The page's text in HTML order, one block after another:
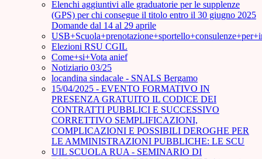
Elenchi aggiuntivi alle graduatorie per le supplenze
(GPS) per chi consegue il titolo entro il 30 giugno 2025
Domande dal 14 al 29 aprile
Elezioni RSU CGIL
Come+si+Vota anief
Notiziario 03/25
locandina sindacale - SNALS Bergamo
15/04/2025 - EVENTO FORMATIVO IN
PRESENZA GRATUITO IL CODICE DEI
CONTRATTI PUBBLICI E SUCCESSIVO
CORRETTIVO SEMPLIFICAZIONI,
COMPLICAZIONI E POSSIBILI DEROGHE PER
LE AMMINISTRAZIONI PUBBLICHE: LE SCU
UIL SCUOLA RUA - SEMINARIO DI